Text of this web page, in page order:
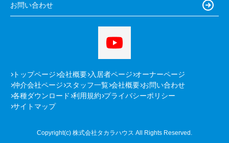
お問い合わせ
トップページ 会社概要 入居者ページ オーナーページ
仲介会社ページ スタッフ一覧 会社概要 お問い合わせ
各種ダウンロード 利用規約 プライバシーポリシー
サイトマップ
Copyright(c) 株式会社タカラハウス All Rights Reserved.